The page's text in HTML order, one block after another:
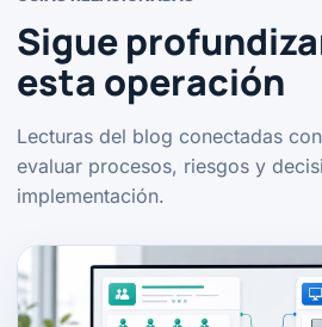
Sigue
esta operación
Lecturas del blog conectadas
evaluar procesos, riesgos y
implementación.